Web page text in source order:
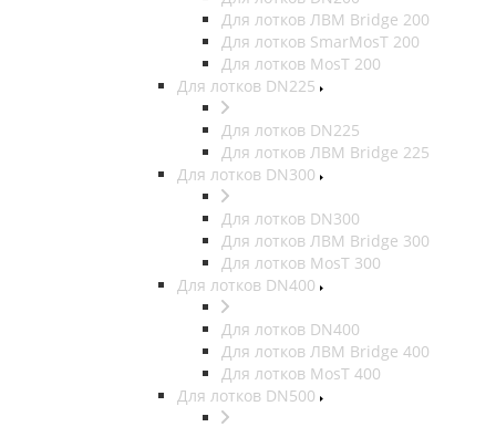
Для лотков ЛВМ Bridge 200
Для лотков SmarMosT 200
Для лотков MosT 200
Для лотков DN225
Для лотков DN225
Для лотков ЛВМ Bridge 225
Для лотков DN300
Для лотков DN300
Для лотков ЛВМ Bridge 300
Для лотков MosT 300
Для лотков DN400
Для лотков DN400
Для лотков ЛВМ Bridge 400
Для лотков MosT 400
Для лотков DN500